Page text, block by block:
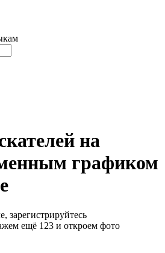
на
графиком
зарегистрируйтесь
ещё 123 и откроем фото